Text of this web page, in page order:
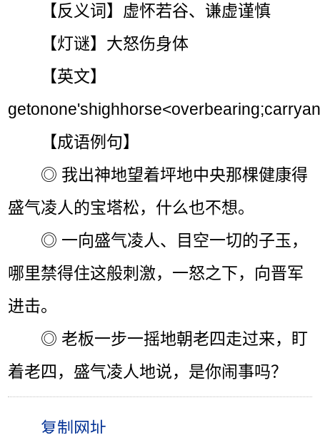
【反义词】虚怀若谷、谦虚谨慎
【灯谜】大怒伤身体
【英文】
【成语例句】
◎ 我出神地望着坪地中央那棵健康得
盛气凌人的宝塔松，什么也不想。
◎ 一向盛气凌人、目空一切的子玉，
哪里禁得住这般刺激，一怒之下，向晋军
进击。
◎ 老板一步一摇地朝老四走过来，盯
着老四，盛气凌人地说，是你闹事吗？